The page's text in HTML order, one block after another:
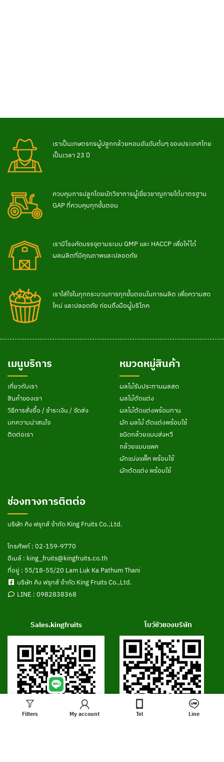
เราเป็นเกษตรกรผู้ปลูกกล้วยหอมอันดับต้นๆ ของประเทศไทย
เป็นเวลา 23 ปี
ควบคุมการปลูกโดยนักวิชาการผู้เชี่ยวชาญภายใต้มาตรฐาน
GAP ที่ควบคุมทุกขั้นตอน
เรามีโรงคัดบรรจุตามระบบ GMP และ HACCP เพื่อให้ได้
ผลผลิตที่มีคุณภาพและปลอดภัย
เราใส่ใจในทุกกระบวนการทุกขั้นตอนในการผลิต เพื่อความสด
ใหม่ และปลอดภัย ก่อนถึงมือผู้บริโภค
เมนูบริการ
เกี่ยวกับเรา
สินค้าของเรา
วิธีการสั่งซื้อ / ชำระเงิน / จัดส่ง
บทความน่าสนใจ
ติดต่อเรา
หมวดหมู่สินค้า
ผลไม้รับประทานผลสด
ผลไม้ตัดแต่ง
ผลไม้ตัดแต่งพร้อมทาน
ผัก ผลไม้ ตัดแต่งพร้อมใช้
ชนิดกล้วยแบบส่งหวี
กล้วยแบบแพค
ผักแบ่งแพ็ค พร้อมใช้
ผักตัดแต่ง พร้อมใช้
ช่องทางการติตต่อ
บริษัท คิง ฟรุทส์ จำกัด King Fruits Co.,Ltd.
โทรศัพท์ : 02-159-9770
อีเมล์ : king_fruits@kingfruits.co.th
ที่อยู่ : 55/18-55/20 Lam Luk Ka Pathum Thani
บริษัท คิง ฟรุทส์ จำกัด King Fruits Co.,Ltd.
LINE : 0982838368
Sales.kingfruits โบว์ชัวของบริษัท
Filters My account Tel Line